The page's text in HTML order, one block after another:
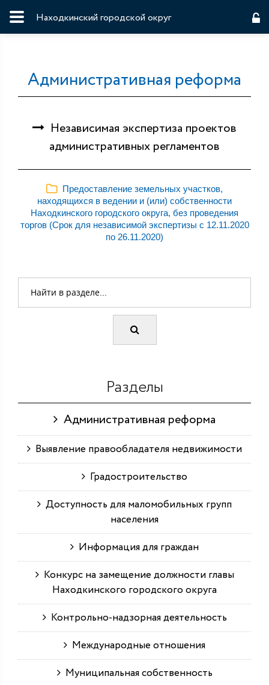
Находкинский городской округ
Административная реформа
Независимая экспертиза проектов
административных регламентов
Предоставление земельных участков,
находящихся в ведении и (или) собственности
Находкинского городского округа, без проведения
торгов (Срок для независимой экспертизы с 12.11.2020
по 26.11.2020)
Разделы
Административная реформа
Выявление правообладателя недвижимости
Градостроительство
Доступность для маломобильных групп
населения
Информация для граждан
Конкурс на замещение должности главы
Находкинского городского округа
Контрольно-надзорная деятельность
Международные отношения
Муниципальная собственность